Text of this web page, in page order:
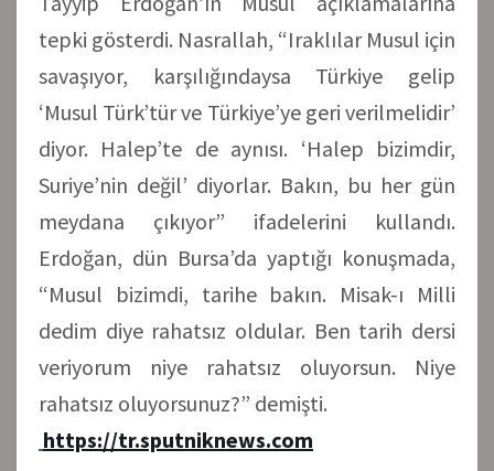
tepki gösterdi. Nasrallah, “Iraklılar Musul için
savaşıyor, karşılığındaysa Türkiye gelip
‘Musul Türk’tür ve Türkiye’ye geri verilmelidir’
diyor. Halep’te de aynısı. ‘Halep bizimdir,
Suriye’nin değil’ diyorlar. Bakın, bu her gün
meydana çıkıyor” ifadelerini kullandı.
Erdoğan, dün Bursa’da yaptığı konuşmada,
“Musul bizimdi, tarihe bakın. Misak-ı Milli
dedim diye rahatsız oldular. Ben tarih dersi
veriyorum niye rahatsız oluyorsun. Niye
rahatsız oluyorsunuz?” demişti.
https://tr.sputniknews.com